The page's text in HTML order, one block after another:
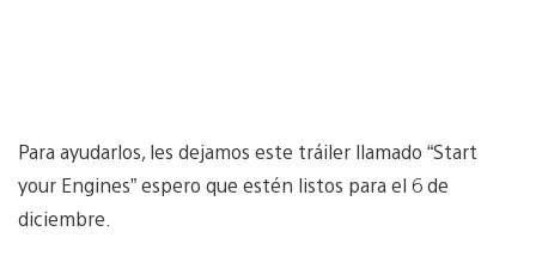
Para ayudarlos, les dejamos este tráiler llamado “Start
your Engines” espero que estén listos para el 6 de
diciembre.